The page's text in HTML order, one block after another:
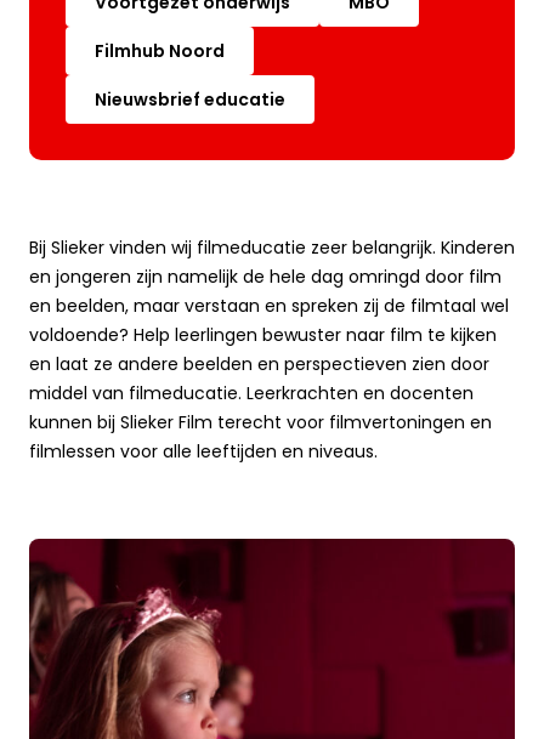
Filmhub Noord
Nieuwsbrief educatie
Bij Slieker vinden wij filmeducatie zeer belangrijk. Kinderen
en jongeren zijn namelijk de hele dag omringd door film
en beelden, maar verstaan en spreken zij de filmtaal wel
voldoende? Help leerlingen bewuster naar film te kijken
en laat ze andere beelden en perspectieven zien door
middel van filmeducatie. Leerkrachten en docenten
kunnen bij Slieker Film terecht voor filmvertoningen en
filmlessen voor alle leeftijden en niveaus.